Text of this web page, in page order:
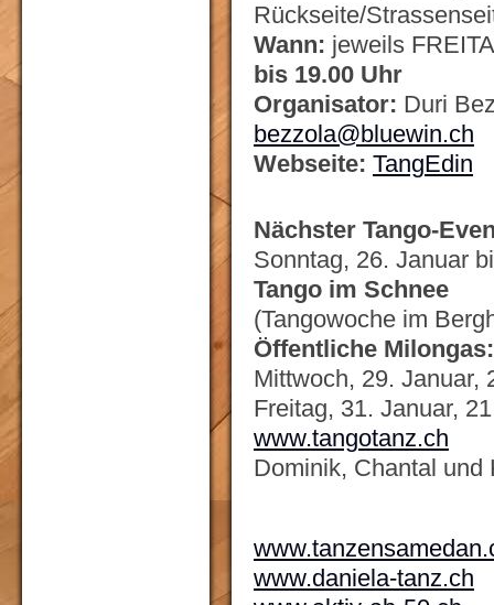
Rückseite/
Wann: jeweils
bis 19.00 Uhr
Organisator: Duri
bezzola@bluewin.ch
Webseite: TangEdin
Nächster Tango-
Sonntag, 26. Januar
Tango im Schnee
(Tangowoche im
Öffentliche
Mittwoch, 29. Januar,
Freitag, 31. Januar,
www.tangotanz.ch
Dominik, Chantal und
www.daniela-tanz.ch